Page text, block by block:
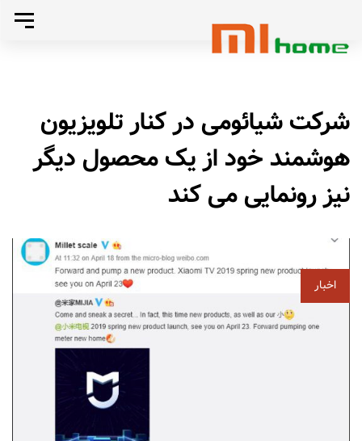
رد
کردن
لینک
ها
کردن
بندی
اصلی
پرش
به
تغییر
شرکت شیائومی در کنار تلویزیون
هوشمند خود از یک محصول دیگر
نیز رونمایی می کند
اخبار